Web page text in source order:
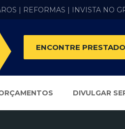
| REFORMAS | INVISTA NO
ENCONTRE
DIVULGAR